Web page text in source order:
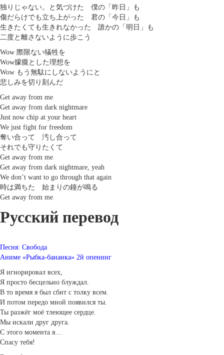
独りじゃない。と気づけた 僕の「昨日」も
傷だらけでも立ち上がった 君の「今日」も
生きたくても生きれなかった 誰かの「明日」も
二度と離さないように歩こう
Wow 際限ない犠牲を
Wow朦朧とした理想を
Wow もう無駄にしないようにと
悲しみを切り刻んだ
Get away from me
Get away from dark nightmare
Just now chip at your heart
We just fight for freedom
奪い合って 汚し合って
それでも守りたくて
Get away from me
Get away from dark nightmare, yeah
We don’t want to go through that again
時は満ちた 始まりの鐘が鳴る
Get away from me
Русский перевод
Песня: Свобода
Аниме «Рыбка-бананка» 2й опенинг
Я игнорировал всех,
Я просто бесцельно блуждал.
В то время я был сбит с толку всем.
И потом передо мной появился ты.
Ты разжёг моё тлеющее сердце.
Мы искали друг друга.
С этого момента я…
Спасу тебя!